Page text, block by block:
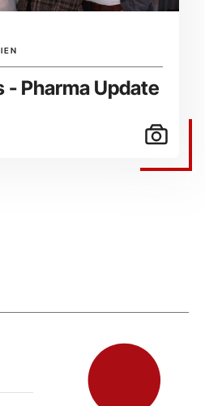
- Pharma Update